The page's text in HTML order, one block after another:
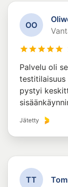
OO
Palvelu oli
pystyi
Jätetty
TT